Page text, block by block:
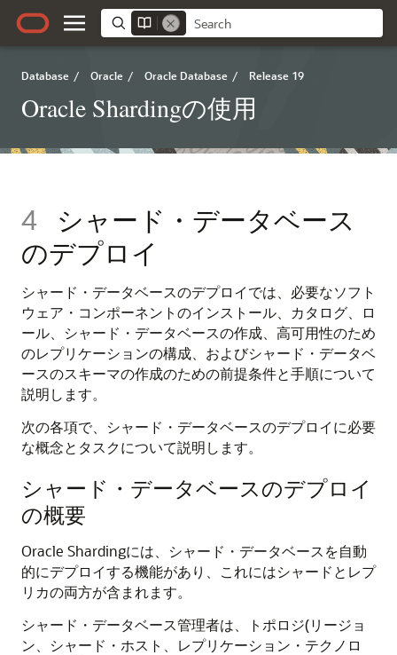
Database / Oracle / Oracle Database / Release 19
Oracle Shardingの使用
4
シャード・データベース
のデプロイ
シャード・データベースのデプロイでは、必要なソフト
ウェア・コンポーネントのインストール、カタログ、ロ
ール、シャード・データベースの作成、高可用性のため
のレプリケーションの構成、およびシャード・データベ
ースのスキーマの作成のための前提条件と手順について
説明します。
次の各項で、シャード・データベースのデプロイに必要
な概念とタスクについて説明します。
シャード・データベースのデプロイ
の概要
Oracle Shardingには、シャード・データベースを自動
的にデプロイする機能があり、これにはシャードとレプ
リカの両方が含まれます。
シャード・データベース管理者は、トポロジ(リージョ
ン、シャード・ホスト、レプリケーション・テクノロ